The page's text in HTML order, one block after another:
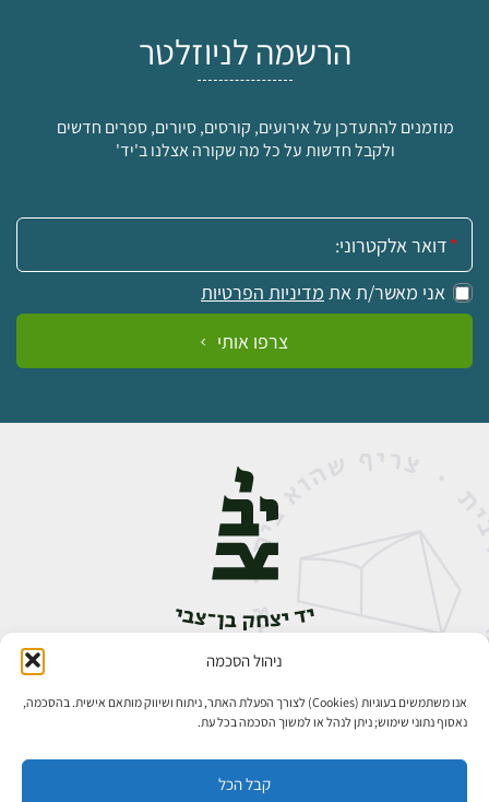
ניהול הסכמה
אנו משתמשים בעוגיות (Cookies) לצורך הפעלת האתר, ניתוח ושיווק מותאם אישית. בהסכמה,
נאסוף נתוני שימוש; ניתן לנהל או למשוך הסכמה בכל עת.
קבל הכל
הרשמה לניוזלטר
מוזמנים להתעדכן על אירועים, קורסים, סיורים, ספרים חדשים
ולקבל חדשות על כל מה שקורה אצלנו ב'יד'
אימייל:
אני מאשר/ת את מדיניות הפרטיות
צרפו אותי
אבן גבירול 14, רחביה, ירושלים